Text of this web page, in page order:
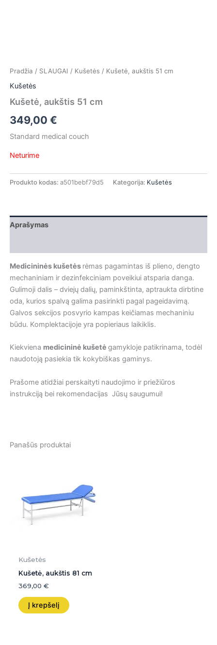
Pradžia / SLAUGAI / Kušetės / Kušetė, aukštis 51 cm
Kušetės
Kušetė, aukštis 51 cm
349,00 €
Standard medical couch
Neturime
Produkto kodas: a501bebf79d5 Kategorija: Kušetės
Aprašymas
Medicininės kušetės rėmas pagamintas iš plieno, dengto
mechaniniam ir dezinfekciniam poveikiui atsparia danga.
Gulimoji dalis – dviejų dalių, paminkštinta, aptraukta dirbtine
oda, kurios spalvą galima pasirinkti pagal pageidavimą.
Galvos sekcijos posvyrio kampas keičiamas mechaniniu
būdu. Komplektacijoje yra popieriaus laikiklis.
Kiekviena medicininė kušetė gamykloje patikrinama, todėl
naudotoją pasiekia tik kokybiškas gaminys.
Prašome atidžiai perskaityti naudojimo ir priežiūros
instrukciją bei rekomendacijas Jūsų saugumui!
Panašūs produktai
Kušetės
Kušetė, aukštis 81 cm
369,00 €
Į krepšelį